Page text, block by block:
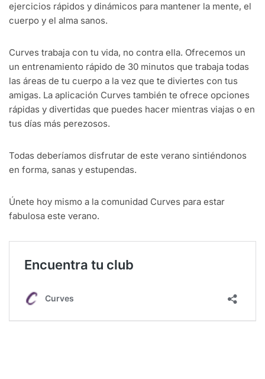
ejercicios rápidos y dinámicos para mantener la mente, el
cuerpo y el alma sanos.
Curves trabaja con tu vida, no contra ella. Ofrecemos un
un entrenamiento rápido de 30 minutos que trabaja todas
las áreas de tu cuerpo a la vez que te diviertes con tus
amigas. La aplicación Curves también te ofrece opciones
rápidas y divertidas que puedes hacer mientras viajas o en
tus días más perezosos.
Todas deberíamos disfrutar de este verano sintiéndonos
en forma, sanas y estupendas.
Únete hoy mismo a la comunidad Curves para estar
fabulosa este verano.